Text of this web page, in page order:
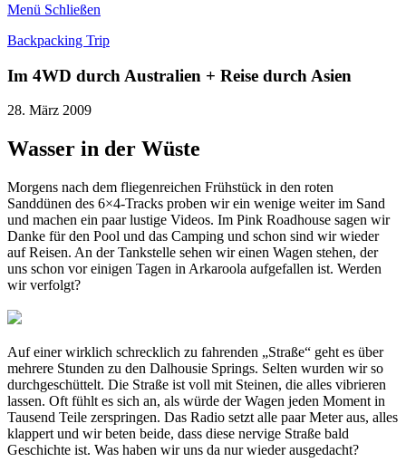
Menü Schließen
Backpacking Trip
Im 4WD durch Australien + Reise durch Asien
28. März 2009
Wasser in der Wüste
Morgens nach dem fliegenreichen Frühstück in den roten
Sanddünen des 6×4-Tracks proben wir ein wenige weiter im Sand
und machen ein paar lustige Videos. Im Pink Roadhouse sagen wir
Danke für den Pool und das Camping und schon sind wir wieder
auf Reisen. An der Tankstelle sehen wir einen Wagen stehen, der
uns schon vor einigen Tagen in Arkaroola aufgefallen ist. Werden
wir verfolgt?
Auf einer wirklich schrecklich zu fahrenden „Straße“ geht es über
mehrere Stunden zu den Dalhousie Springs. Selten wurden wir so
durchgeschüttelt. Die Straße ist voll mit Steinen, die alles vibrieren
lassen. Oft fühlt es sich an, als würde der Wagen jeden Moment in
Tausend Teile zerspringen. Das Radio setzt alle paar Meter aus, alles
klappert und wir beten beide, dass diese nervige Straße bald
Geschichte ist. Was haben wir uns da nur wieder ausgedacht?